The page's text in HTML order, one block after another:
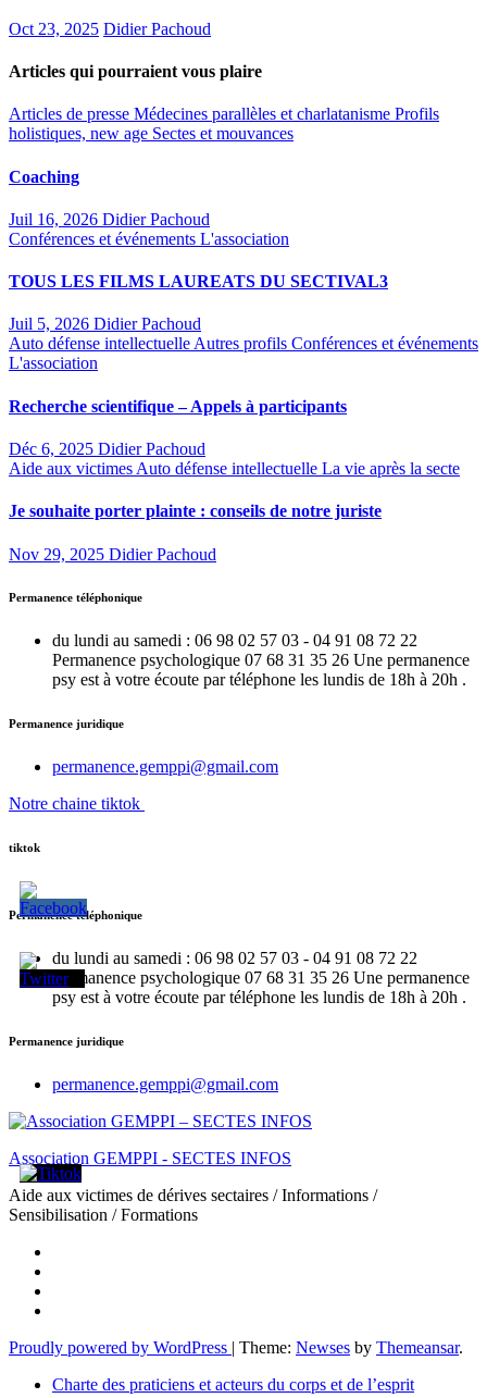
Oct 23, 2025 Didier Pachoud
Articles qui pourraient vous plaire
Articles de presse Médecines parallèles et charlatanisme Profils
holistiques, new age Sectes et mouvances
Coaching
Juil 16, 2026 Didier Pachoud
Conférences et événements L'association
TOUS LES FILMS LAUREATS DU SECTIVAL3
Juil 5, 2026 Didier Pachoud
Auto défense intellectuelleAutres profils Conférences et événements
L'association
Recherche scientifique – Appels à participants
Déc 6, 2025 Didier Pachoud
Aide aux victimes Auto défense intellectuelle La vie après la secte
Je souhaite porter plainte : conseils de notre juriste
Nov 29, 2025 Didier Pachoud
Permanence téléphonique
du lundi au samedi : 06 98 02 57 03 - 04 91 08 72 22
Permanence psychologique 07 68 31 35 26 Une permanence
psy est à votre écoute par téléphone les lundis de 18h à 20h .
Permanence juridique
permanence.gemppi@gmail.com
Notre chaine tiktok
tiktok
Permanence téléphonique
du lundi au samedi : 06 98 02 57 03 - 04 91 08 72 22
Permanence psychologique 07 68 31 35 26 Une permanence
psy est à votre écoute par téléphone les lundis de 18h à 20h .
Permanence juridique
permanence.gemppi@gmail.com
Association GEMPPI - SECTES INFOS
Aide aux victimes de dérives sectaires / Informations /
Sensibilisation / Formations
Proudly powered by WordPress | Theme: Newses by Themeansar.
Charte des praticiens et acteurs du corps et de l’esprit